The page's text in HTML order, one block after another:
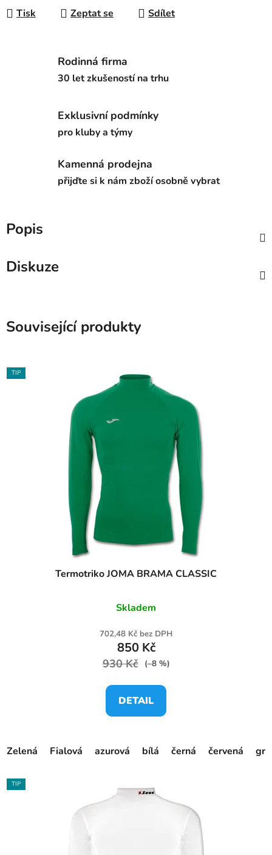
Tisk Zeptat se Sdílet
Rodinná firma
30 let zkušeností na trhu
Exklusivní podmínky
pro kluby a týmy
Kamenná prodejna
přijďte si k nám zboží osobně vybrat
Popis
Diskuze
Související produkty
TIP
Termotriko JOMA BRAMA CLASSIC
Skladem
702,48 Kč bez DPH
850 Kč
930 Kč (–8 %)
DETAIL
Zelená Fialová azurová bílá černá červená
TIP